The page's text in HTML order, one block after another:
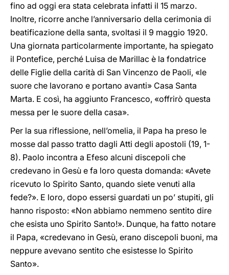
fino ad oggi era stata celebrata infatti il 15 marzo.
Inoltre, ricorre anche l’anniversario della cerimonia di
beatificazione della santa, svoltasi il 9 maggio 1920.
Una giornata particolarmente importante, ha spiegato
il Pontefice, perché Luisa de Marillac è la fondatrice
delle Figlie della carità di San Vincenzo de Paoli, «le
suore che lavorano e portano avanti» Casa Santa
Marta. E così, ha aggiunto Francesco, «offrirò questa
messa per le suore della casa».
Per la sua riflessione, nell’omelia, il Papa ha preso le
mosse dal passo tratto dagli Atti degli apostoli (19, 1-
8). Paolo incontra a Efeso alcuni discepoli che
credevano in Gesù e fa loro questa domanda: «Avete
ricevuto lo Spirito Santo, quando siete venuti alla
fede?». E loro, dopo essersi guardati un po’ stupiti, gli
hanno risposto: «Non abbiamo nemmeno sentito dire
che esista uno Spirito Santo!». Dunque, ha fatto notare
il Papa, «credevano in Gesù, erano discepoli buoni, ma
neppure avevano sentito che esistesse lo Spirito
Santo».